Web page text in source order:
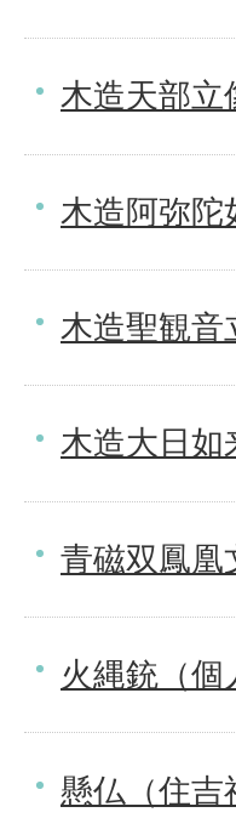
木造天部立
木造阿弥陀
木造聖観音
木造大日如
青磁双鳳凰
火縄銃（個
懸仏（住吉